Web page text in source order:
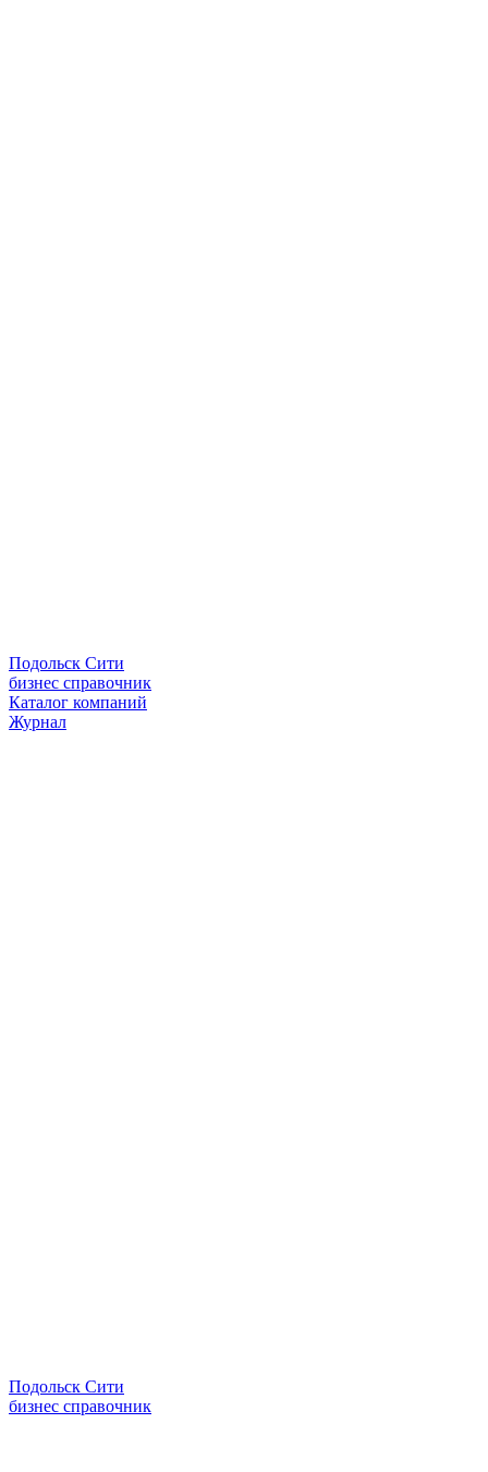
Подольск Сити
бизнес справочник
Каталог компаний
Журнал
Подольск Сити
бизнес справочник